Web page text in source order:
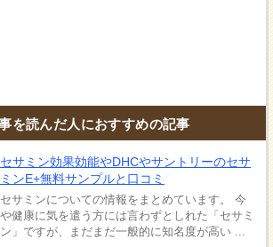
を読んだ人におすすめの記事
セサミン効果効能やDHCやサントリーのセサ
ミンE+無料サンプルと口コミ
セサミンについての情報をまとめています。 今
や健康に気を遣う方には言わずとしれた「セサミ
ン」ですが、まだまだ一般的に知名度が高い ...